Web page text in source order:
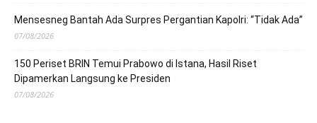
Mensesneg Bantah Ada Surpres Pergantian Kapolri: “Tidak Ada”
07/08/2026
150 Periset BRIN Temui Prabowo di Istana, Hasil Riset
Dipamerkan Langsung ke Presiden
07/08/2026